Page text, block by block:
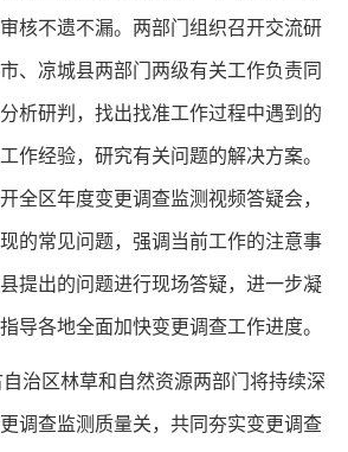
核不遗不漏。两部门组织召开交流研
、凉城县两部门两级有关工作负责同
析研判，找出找准工作过程中遇到的
作经验，研究有关问题的解决方案。
全区年度变更调查监测视频答疑会，
的常见问题，强调当前工作的注意事
提出的问题进行现场答疑，进一步凝
导各地全面加快变更调查工作进度。
治区林草和自然资源两部门将持续深
调查监测质量关，共同夯实变更调查